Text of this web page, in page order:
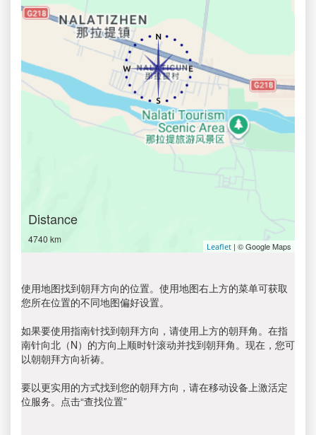
Distance
4740 km
Leaflet | © Google Maps
使用地图找到朝拜方向的位置。使用地图右上方的菜单可获取
您所在位置的不同地图偏好设置。
如果要使用指南针找到朝拜方向，请使用上方的朝拜角。在指
南针向北（N）的方向上顺时针滚动并找到朝拜角。现在，您可
以朝朝拜方向祈祷。
要以更实用的方式找到您的朝拜方向，请在移动设备上激活定
位服务。点击“查找位置”